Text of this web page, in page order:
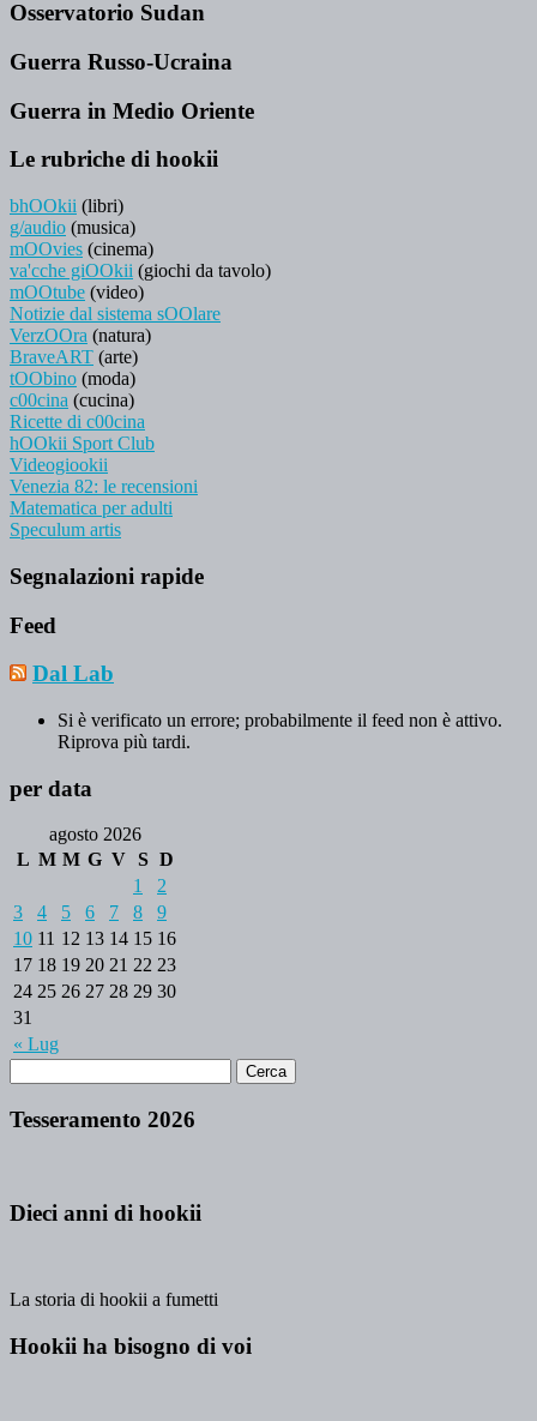
Osservatorio Sudan
Guerra Russo-Ucraina
Guerra in Medio Oriente
Le rubriche di hookii
bhOOkii (libri)
g/audio (musica)
mOOvies (cinema)
va'cche giOOkii (giochi da tavolo)
mOOtube (video)
Notizie dal sistema sOOlare
VerzOOra (natura)
BraveART (arte)
tOObino (moda)
c00cina (cucina)
Ricette di c00cina
hOOkii Sport Club
Videogiookii
Venezia 82: le recensioni
Matematica per adulti
Speculum artis
Segnalazioni rapide
Feed
Dal Lab
Si è verificato un errore; probabilmente il feed non è attivo.
Riprova più tardi.
per data
agosto 2026
L M M G V S D
« Lug
1
2
3
4 5 6 7 8
9
10 11 12 13 14 15 16
17 18 19 20 21 22 23
24 25 26 27 28 29 30
31
Tesseramento 2026
Dieci anni di hookii
La storia di hookii a fumetti
Hookii ha bisogno di voi